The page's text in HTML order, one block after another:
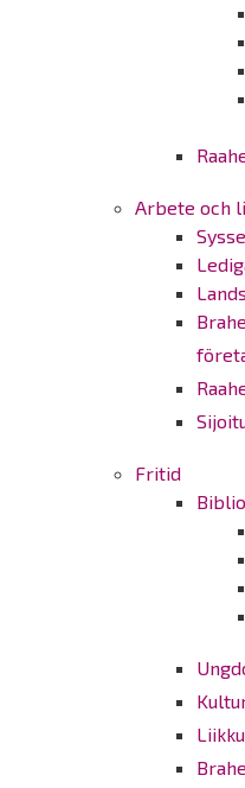
Arbete och
Fritid